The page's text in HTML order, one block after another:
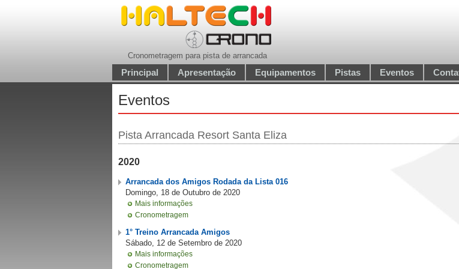
Cronometragem para pista de arrancada
Principal Apresentação Equipamentos Pistas Eventos
Eventos
Pista Arrancada Resort Santa Eliza
2020
Arrancada dos Amigos Rodada da Lista 016
Domingo, 18 de Outubro de 2020
Mais informações
Cronometragem
1° Treino Arrancada Amigos
Sábado, 12 de Setembro de 2020
Mais informações
Cronometragem